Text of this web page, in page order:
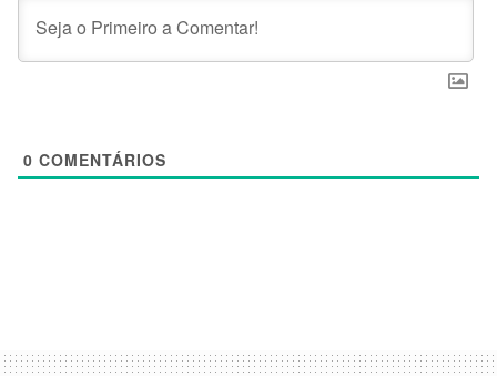
0 COMENTÁRIOS